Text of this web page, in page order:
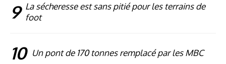
9 La sécheresse est sans pitié pour les terrains de
foot
10 Un pont de 170 tonnes remplacé par les MBC